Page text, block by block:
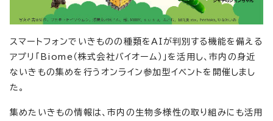
スマートフォンでいきものの種類をAIが判別する機能を備える
アプリ「Biome（株式会社バイオーム）」を活用し、市内の身近
ないきもの集めを行うオンライン参加型イベントを開催しまし
た。
集めたいきもの情報は、市内の生物多様性の取り組みにも活用